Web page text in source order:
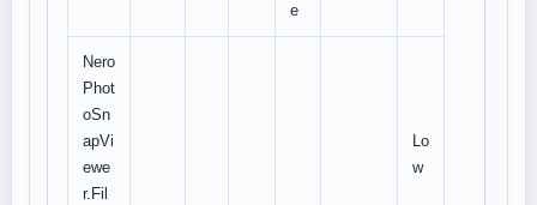
e
Nero
Phot
oSn
apVi
ewe
r.Fil
Lo
w